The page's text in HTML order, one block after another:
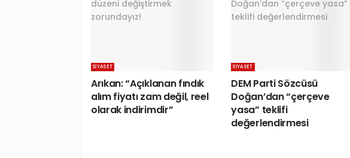
SIYASET
Arıkan: “Açıklanan fındık
alım fiyatı zam değil, reel
olarak indirimdir”
SIYASET
DEM Parti Sözcüsü
Doğan’dan “çerçeve
yasa” teklifi
değerlendirmesi